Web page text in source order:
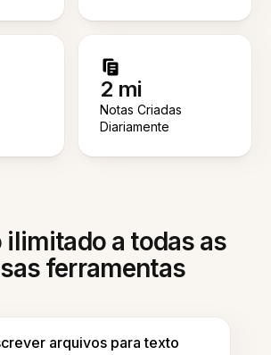
2 mi
Notas Criadas
Diariamente
a todas as
ferramentas
arquivos para texto